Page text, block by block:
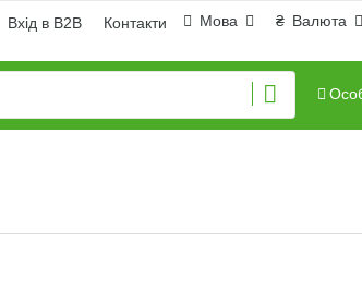
₴ Валюта
Мова
Вхід в B2B Контакти